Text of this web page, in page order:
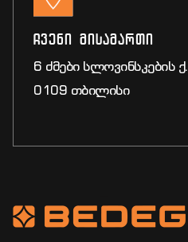
ჩვენი მისამართი
6 ძმები სლოვინსკების ქ.
0109 თბილისი